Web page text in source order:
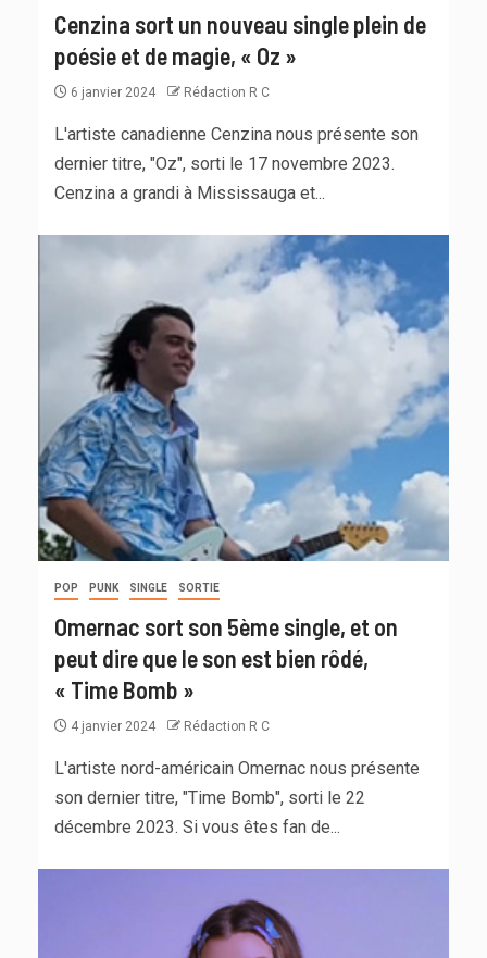
Cenzina sort un nouveau single plein de
poésie et de magie, « Oz »
6 janvier 2024 Rédaction R C
L'artiste canadienne Cenzina nous présente son
dernier titre, "Oz", sorti le 17 novembre 2023.
Cenzina a grandi à Mississauga et...
POP PUNK SINGLE SORTIE
Omernac sort son 5ème single, et on
peut dire que le son est bien rôdé,
« Time Bomb »
4 janvier 2024 Rédaction R C
L'artiste nord-américain Omernac nous présente
son dernier titre, "Time Bomb", sorti le 22
décembre 2023. Si vous êtes fan de...